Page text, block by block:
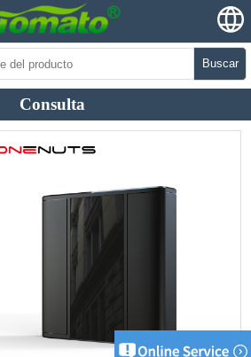
Buscar
Consulta